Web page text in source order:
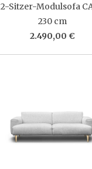
2-Sitzer-Modulsofa
230 cm
2.490,00 €